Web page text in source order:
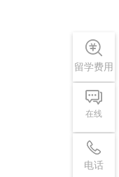
留学费用
在线
电话